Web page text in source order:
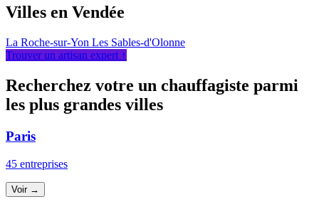
Villes en Vendée
La Roche-sur-Yon Les Sables-d'Olonne
Trouver un artisan expert ↑
Recherchez votre un chauffagiste parmi
les plus grandes villes
Paris
45 entreprises
Voir →